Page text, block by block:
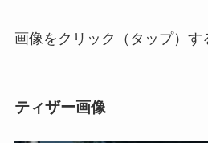
画像をクリック（タップ）す
ティザー画像